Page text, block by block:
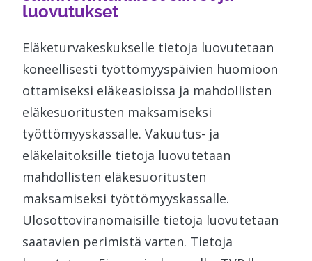
luovutukset
Eläketurvakeskukselle tietoja luovutetaan
koneellisesti työttömyyspäivien huomioon
ottamiseksi eläkeasioissa ja mahdollisten
eläkesuoritusten maksamiseksi
työttömyyskassalle. Vakuutus- ja
eläkelaitoksille tietoja luovutetaan
mahdollisten eläkesuoritusten
maksamiseksi työttömyyskassalle.
Ulosottoviranomaisille tietoja luovutetaan
saatavien perimistä varten. Tietoja